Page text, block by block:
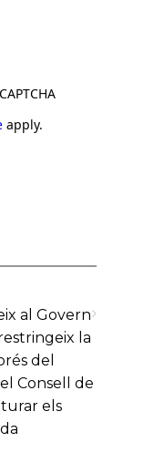
apply.
al Govern
la
del
Consell de
els